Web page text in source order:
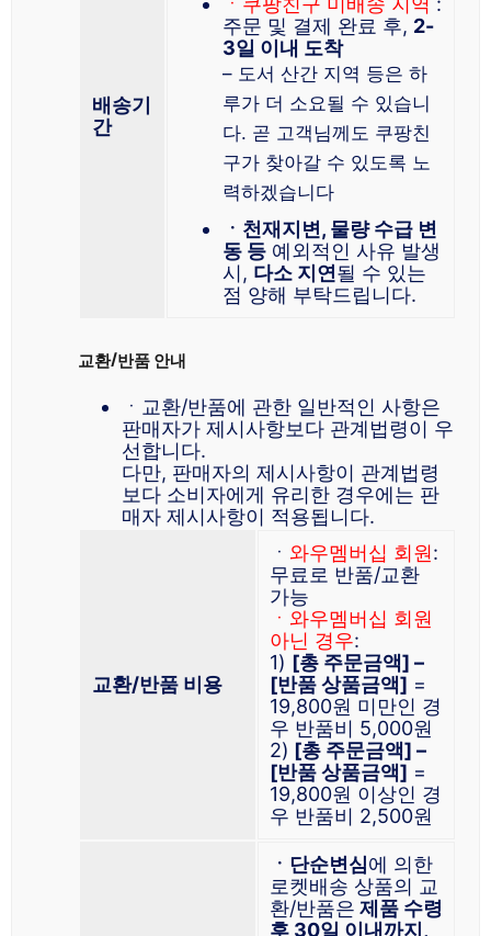
배송기
간
주문 및 결제 완료 후, 2-
3일 이내 도착
– 도서 산간 지역 등은 하
루가 더 소요될 수 있습니
다. 곧 고객님께도 쿠팡친
구가 찾아갈 수 있도록 노
력하겠습니다
ㆍ천재지변, 물량 수급 변
동 등 예외적인 사유 발생
시, 다소 지연될 수 있는
점 양해 부탁드립니다.
교환/반품 안내
ㆍ교환/반품에 관한 일반적인 사항은
판매자가 제시사항보다 관계법령이 우
선합니다.
다만, 판매자의 제시사항이 관계법령
보다 소비자에게 유리한 경우에는 판
매자 제시사항이 적용됩니다.
교환/반품 비용
ㆍ 와우멤버십 회원:
무료로 반품/교환
가능
ㆍ와우멤버십 회원
아닌 경우:
1) [총 주문금액] –
[반품 상품금액] =
19,800원 미만인 경
우 반품비 5,000원
2) [총 주문금액] –
[반품 상품금액] =
19,800원 이상인 경
우 반품비 2,500원
ㆍ단순변심에 의한
로켓배송 상품의 교
환/반품은 제품 수령
후 30일 이내까지,